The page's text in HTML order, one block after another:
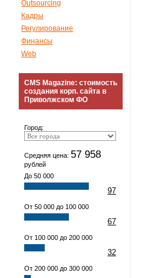
Outsourcing
Кадры
Регулирование
Финансы
Web
CMS Magazine: стоимость
создания корп. сайта в
Приволжском ФО
Город:
Средняя цена: 57 958
рублей
До 50 000
97
От 50 000 до 100 000
67
От 100 000 до 200 000
32
От 200 000 до 300 000